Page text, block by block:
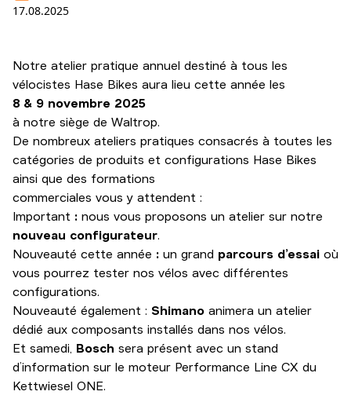
17.08.2025
Notre atelier pratique annuel destiné à tous les
vélocistes Hase Bikes aura lieu cette année les
8 & 9 novembre 2025
à notre siège de Waltrop.
De nombreux ateliers pratiques consacrés à toutes les
catégories de produits et configurations Hase Bikes
ainsi que des formations
commerciales vous y attendent :
Important : nous vous proposons un atelier sur notre
nouveau configurateur.
Nouveauté cette année : un grand parcours d’essai où
vous pourrez tester nos vélos avec différentes
configurations.
Nouveauté également : Shimano animera un atelier
dédié aux composants installés dans nos vélos.
Et samedi, Bosch sera présent avec un stand
d’information sur le moteur Performance Line CX du
Kettwiesel ONE.